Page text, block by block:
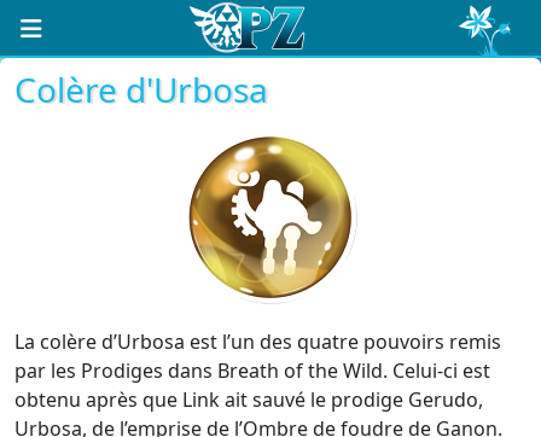
Colère d'Urbosa
La colère d’Urbosa est l’un des quatre pouvoirs remis
par les Prodiges dans Breath of the Wild. Celui-ci est
obtenu après que Link ait sauvé le prodige Gerudo,
Urbosa, de l’emprise de l’Ombre de foudre de Ganon.